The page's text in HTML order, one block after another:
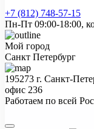
+7 (812) 748-57-15
Пн-Пт 09:00-18:00,
Мой город
Санкт Петербург
195273 г. Санкт-
офис 236
Работаем по всей